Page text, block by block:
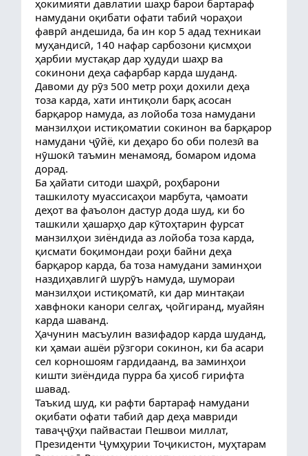
ҳокимияти давлатии шаҳр барои бартараф
намудани оқибати офати табиӣ чораҳои
фаврӣ андешида, ба ин кор 5 адад техникаи
муҳандисӣ, 140 нафар сарбозони қисмҳои
ҳарбии мустақар дар ҳудуди шаҳр ва
сокинони деҳа сафарбар карда шуданд.
Давоми ду рӯз 500 метр роҳи дохили деҳа
тоза карда, хати интиқоли барқ асосан
барқарор намуда, аз лойоба тоза намудани
манзилҳои истиқоматии сокинон ва барқарор
намудани ҷӯйё, ки деҳаро бо оби полезӣ ва
нӯшокӣ таъмин менамояд, бомаром идома
дорад.
Ба ҳайати ситоди шаҳрӣ, роҳбарони
ташкилоту муассисаҳои марбута, ҷамоати
деҳот ва фаъолон дастур дода шуд, ки бо
ташкили ҳашарҳо дар кӯтоҳтарин фурсат
манзилҳои зиёндида аз лойоба тоза карда,
қисмати боқимондаи роҳи байни деҳа
барқарор карда, ба тоза намудани заминҳои
наздиҳавлигӣ шурӯъ намуда, шумораи
манзилҳои истиқоматӣ, ки дар минтақаи
хавфноки канори селгаҳ, ҷойгиранд, муайян
карда шаванд.
Ҳачунин масъулин вазифадор карда шуданд,
ки ҳамаи ашёи рӯзгори сокинон, ки ба асари
сел корношоям гардидаанд, ва заминҳои
кишти зиёндида пурра ба ҳисоб гирифта
шавад.
Таъкид шуд, ки рафти бартараф намудани
оқибати офати табиӣ дар деҳа мавриди
таваҷҷӯҳи пайвастаи Пешвои миллат,
Президенти Ҷумҳурии Тоҷикистон, муҳтарам